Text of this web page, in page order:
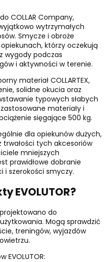
COLLAR Company,
wytrzymałych
Smycze i obroże
opiekunach, którzy oczekują
wygody podczas
i aktywności w terenie.
materiał COLLARTEX,
solidne okucia oraz
typowych słabych
materiały i
sięgające 500 kg.
dla opiekunów dużych,
tych akcesoriów
mniejszych
prawidłowe dobranie
i szerokości smyczy.
EVOLUTOR?
do
Mogą sprawdzić
treningów, wyjazdów
EVOLUTOR: